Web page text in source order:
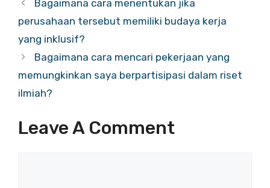
Bagaimana cara menentukan jika
perusahaan tersebut memiliki budaya kerja
yang inklusif?
Bagaimana cara mencari pekerjaan yang
memungkinkan saya berpartisipasi dalam riset
ilmiah?
Leave A Comment